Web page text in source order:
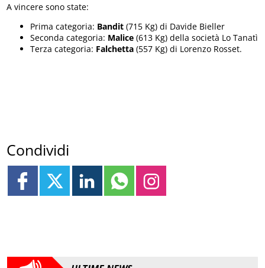
A vincere sono state:
Prima categoria: Bandit (715 Kg) di Davide Bieller
Seconda categoria: Malice (613 Kg) della società Lo Tanatì
Terza categoria: Falchetta (557 Kg) di Lorenzo Rosset.
Condividi